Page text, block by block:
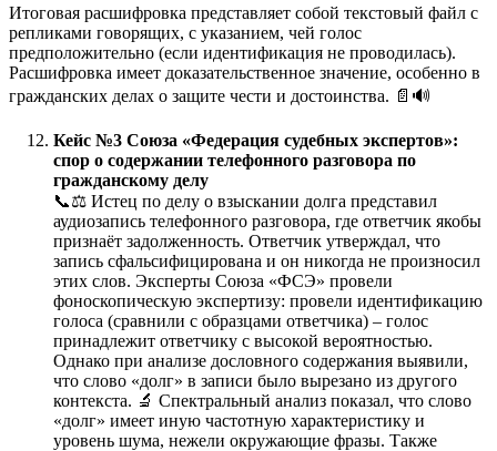
Итоговая расшифровка представляет собой текстовый файл с
репликами говорящих, с указанием, чей голос
предположительно (если идентификация не проводилась).
Расшифровка имеет доказательственное значение, особенно в
гражданских делах о защите чести и достоинства. 📄🔊
Кейс №3 Союза «Федерация судебных экспертов»:
спор о содержании телефонного разговора по
гражданскому делу
📞⚖️ Истец по делу о взыскании долга представил
аудиозапись телефонного разговора, где ответчик якобы
признаёт задолженность. Ответчик утверждал, что
запись сфальсифицирована и он никогда не произносил
этих слов. Эксперты Союза «ФСЭ» провели
фоноскопическую экспертизу: провели идентификацию
голоса (сравнили с образцами ответчика) – голос
принадлежит ответчику с высокой вероятностью.
Однако при анализе дословного содержания выявили,
что слово «долг» в записи было вырезано из другого
контекста. 🔬 Спектральный анализ показал, что слово
«долг» имеет иную частотную характеристику и
уровень шума, нежели окружающие фразы. Также